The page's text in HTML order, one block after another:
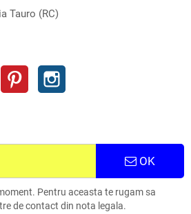
Tauro (RC)
Pinterest
OK
Pentru aceasta te rugam sa
de contact din nota legala.